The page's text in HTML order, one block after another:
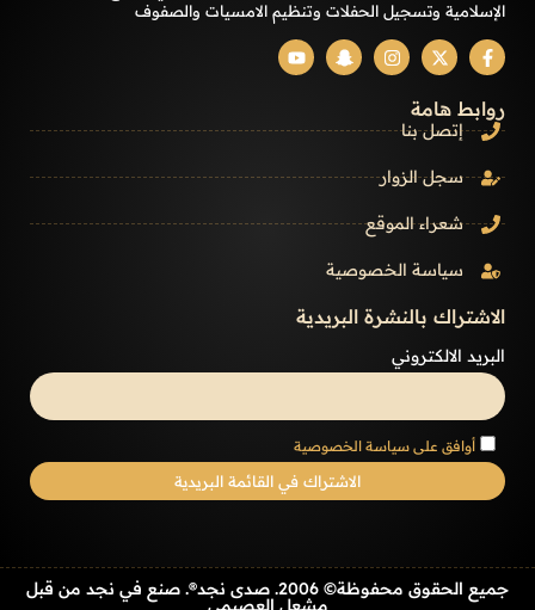
الإسلامية وتسجيل الحفلات وتنظيم الامسيات والصفوف
روابط هامة
إتصل بنا
سجل الزوار
شعراء الموقع
سياسة الخصوصية
الاشتراك بالنشرة البريدية
البريد الالكتروني
أوافق على سياسة الخصوصية
جميع الحقوق محفوظة© 2006. صدى نجد®. صنع في نجد من قبل
مشعل العصيمي